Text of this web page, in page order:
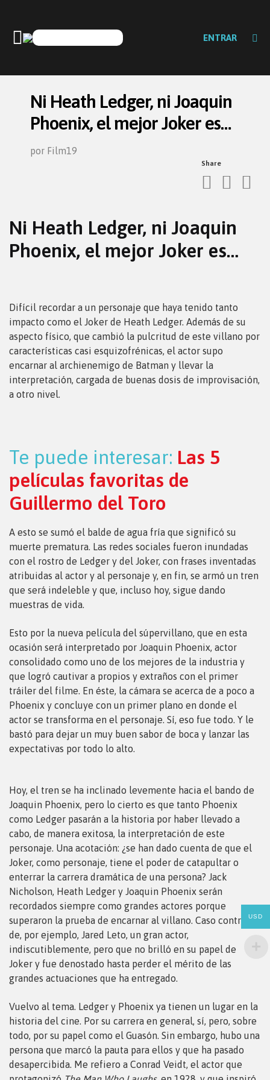
ENTRAR
Ni Heath Ledger, ni Joaquin
Phoenix, el mejor Joker es…
por Film19
Share
Ni Heath Ledger, ni Joaquin
Phoenix, el mejor Joker es…
Difícil recordar a un personaje que haya tenido tanto
impacto como el Joker de Heath Ledger. Además de su
aspecto físico, que cambió la pulcritud de este villano por
características casi esquizofrénicas, el actor supo
encarnar al archienemigo de Batman y llevar la
interpretación, cargada de buenas dosis de improvisación,
a otro nivel.
Te puede interesar: Las 5
películas favoritas de
Guillermo del Toro
A esto se sumó el balde de agua fría que significó su
muerte prematura. Las redes sociales fueron inundadas
con el rostro de Ledger y del Joker, con frases inventadas
atribuidas al actor y al personaje y, en fin, se armó un tren
que será indeleble y que, incluso hoy, sigue dando
muestras de vida.
Esto por la nueva película del súpervillano, que en esta
ocasión será interpretado por Joaquin Phoenix, actor
consolidado como uno de los mejores de la industria y
que logró cautivar a propios y extraños con el primer
tráiler del filme. En éste, la cámara se acerca de a poco a
Phoenix y concluye con un primer plano en donde el
actor se transforma en el personaje. Sí, eso fue todo. Y le
bastó para dejar un muy buen sabor de boca y lanzar las
expectativas por todo lo alto.
Hoy, el tren se ha inclinado levemente hacia el bando de
Joaquin Phoenix, pero lo cierto es que tanto Phoenix
como Ledger pasarán a la historia por haber llevado a
cabo, de manera exitosa, la interpretación de este
personaje. Una acotación: ¿se han dado cuenta de que el
Joker, como personaje, tiene el poder de catapultar o
enterrar la carrera dramática de una persona? Jack
Nicholson, Heath Ledger y Joaquin Phoenix serán
recordados siempre como grandes actores porque
superaron la prueba de encarnar al villano. Caso contrario
de, por ejemplo, Jared Leto, un gran actor,
indiscutiblemente, pero que no brilló en su papel de
Joker y fue denostado hasta perder el mérito de las
grandes actuaciones que ha entregado.
Vuelvo al tema. Ledger y Phoenix ya tienen un lugar en la
historia del cine. Por su carrera en general, sí, pero, sobre
todo, por su papel como el Guasón. Sin embargo, hubo una
persona que marcó la pauta para ellos y que ha pasado
desapercibida. Me refiero a Conrad Veidt, el actor que
USD